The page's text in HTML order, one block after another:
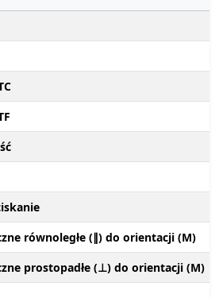
równoległe (∥) do orientacji (M)
prostopadłe (⊥) do orientacji (M)